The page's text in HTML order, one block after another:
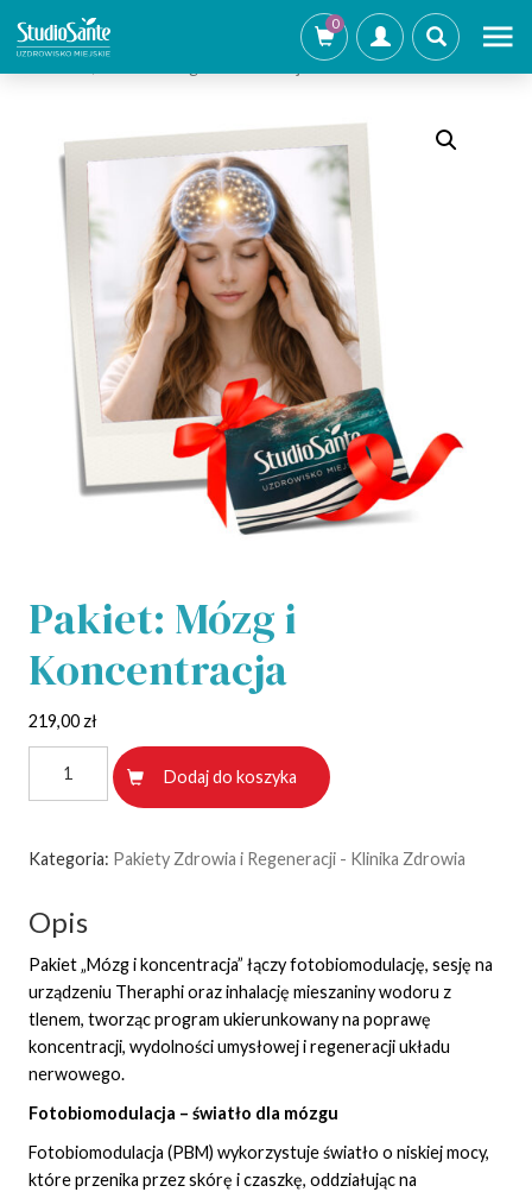
0
Strona główna
Pakiety Zdrowia i Regeneracji - Klinika
Pakiet: Mózg i
Koncentracja
219,00 zł
Pakiet:
Mózg
Koncentracja
Dodaj do koszyka
Kategoria: Pakiety Zdrowia i Regeneracji - Klinika Zdrowia
Opis
Pakiet „Mózg i koncentracja” łączy fotobiomodulację, sesję na
urządzeniu Theraphi oraz inhalację mieszaniny wodoru z
tlenem, tworząc program ukierunkowany na poprawę
koncentracji, wydolności umysłowej i regeneracji układu
nerwowego.
Fotobiomodulacja – światło dla mózgu
Fotobiomodulacja (PBM) wykorzystuje światło o niskiej mocy,
które przenika przez skórę i czaszkę, oddziałując na